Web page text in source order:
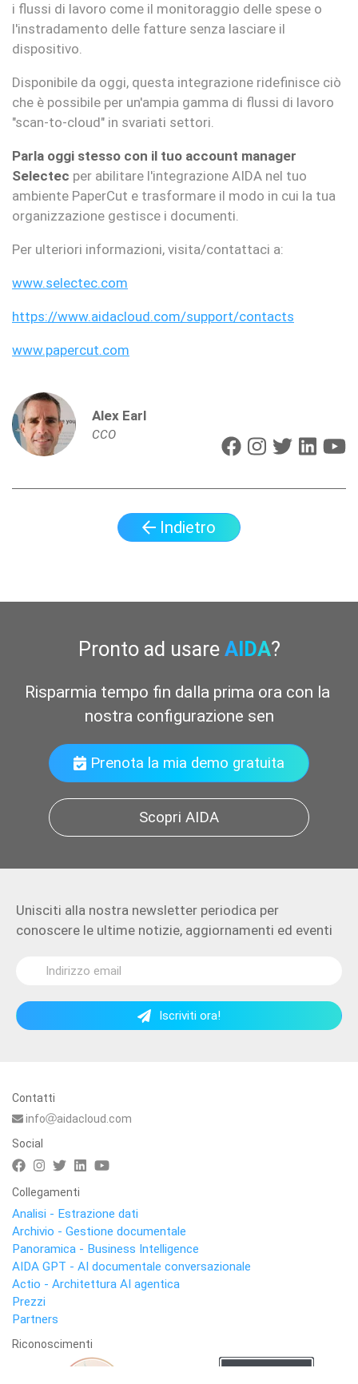
i flussi di lavoro come il monitoraggio delle spese o
l'instradamento delle fatture senza lasciare il
dispositivo.
Disponibile da oggi, questa integrazione ridefinisce ciò
che è possibile per un'ampia gamma di flussi di lavoro
"scan-to-cloud" in svariati settori.
Parla oggi stesso con il tuo account manager
Selectec per abilitare l'integrazione AIDA nel tuo
ambiente PaperCut e trasformare il modo in cui la tua
organizzazione gestisce i documenti.
Per ulteriori informazioni, visita/contattaci a:
www.selectec.com
https://www.aidacloud.com/support/contacts
www.papercut.com
Alex Earl
CCO
Indietro
Pronto ad usare AIDA?
Risparmia tempo fin dalla prima ora con la
nostra configurazione senza pr
Prenota la mia demo gratuita
Scopri AIDA
Unisciti alla nostra newsletter periodica per
conoscere le ultime notizie, aggiornamenti ed eventi
Iscriviti ora!
Contatti
info
aidacloud.com
Social
Collegamenti
Analisi - Estrazione dati
Archivio - Gestione documentale
Panoramica - Business Intelligence
AIDA GPT - AI documentale conversazionale
Actio - Architettura AI agentica
Prezzi
Partners
Riconoscimenti